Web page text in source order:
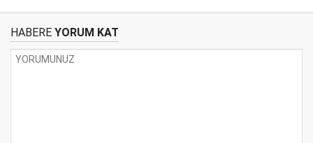
HABERE YORUM KAT